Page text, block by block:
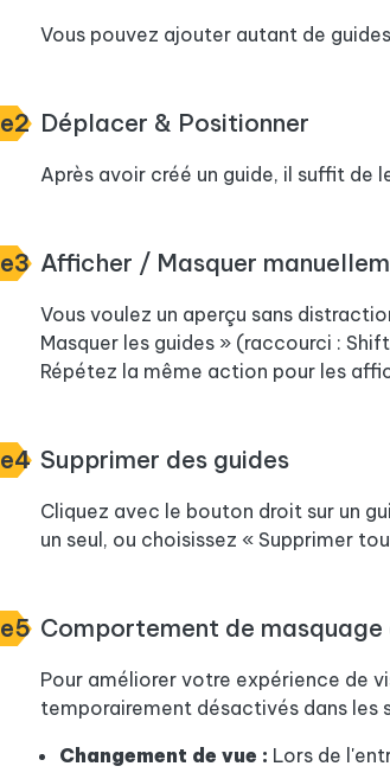
Vous pouvez ajouter autant de
Déplacer & Positionner
Après avoir créé un guide, il suffit de
Afficher / Masquer
Vous voulez un aperçu sans
Masquer les guides » (raccourci :
Répétez la même action pour les
Supprimer des guides
Cliquez avec le bouton droit sur un
un seul, ou choisissez « Supprimer
Comportement de
Pour améliorer votre expérience de
temporairement désactivés dans les
Changement de vue : Lors de